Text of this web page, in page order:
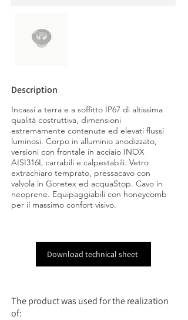
Description
Incassi a terra e a soffitto IP67 di altissima
qualità costruttiva, dimensioni
estremamente contenute ed elevati flussi
luminosi. Corpo in alluminio anodizzato,
versioni con frontale in acciaio INOX
AISI316L carrabili e calpestabili. Vetro
extrachiaro temprato, pressacavo con
valvola in Goretex ed acquaStop. Cavo in
neoprene. Equipaggiabili con honeycomb
per il massimo confort visivo.
Download technical sheet
The product was used for the realization
of: